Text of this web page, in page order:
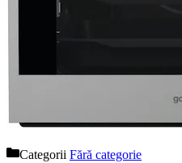
Categorii Fără categorie